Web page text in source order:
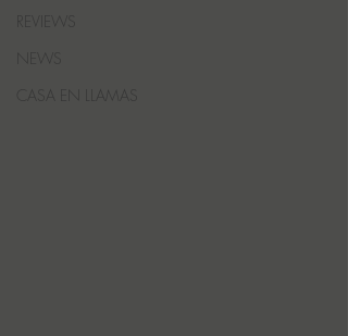
REVIEWS
CASA EN LLAMAS